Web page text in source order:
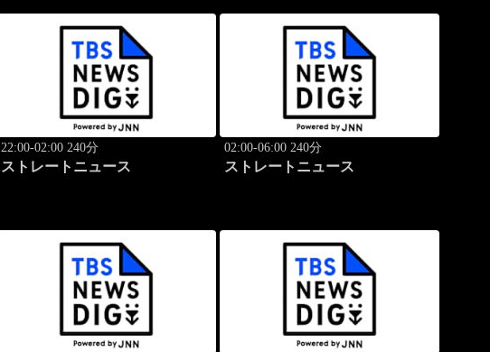
22:00-02:00 240分
ストレートニュース
02:00-06:00 240分
ストレートニュース